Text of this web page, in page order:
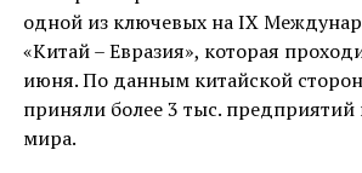
одной из ключевых на IX
«Китай – Евразия», которая
июня. По данным китайской
приняли более 3 тыс. предприятий
мира.